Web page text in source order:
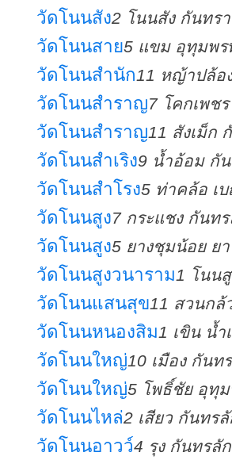
วัดโนนสัง2 โนนสัง กันทร
วัดโนนสาย5 แขม อุทุมพร
วัดโนนสำนัก11 หญ้าปล้อ
วัดโนนสำราญ7 โคกเพช
วัดโนนสำราญ11 สังเม็ก
วัดโนนสำเริง9 น้ำอ้อม กั
วัดโนนสำโรง5 ท่าคล้อ เ
วัดโนนสูง7 กระแชง กันท
วัดโนนสูง5 ยางชุมน้อย ย
วัดโนนสูงวนาราม1 โนน
วัดโนนแสนสุข11 สวนกล้
วัดโนนหนองสิม1 เขิน น้ำ
วัดโนนใหญ่10 เมือง กันท
วัดโนนใหญ่5 โพธิ์ชัย อุทุ
วัดโนนไหล่2 เสียว กันทร
วัดโนนอาวว์4 รุง กันทรลั